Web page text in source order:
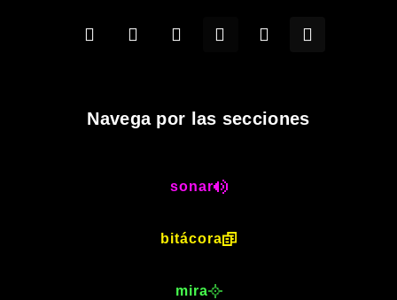
Navega por las secciones
sonar
bitácora
mira